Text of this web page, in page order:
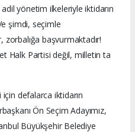
yönetim ilkeleriyle iktidarın
şimdi, seçimle
zorbalığa başvurmaktadır!
Halk Partisi değil, milletin ta
için defalarca iktidarın
Ön Seçim Adayımız,
Büyükşehir Belediye